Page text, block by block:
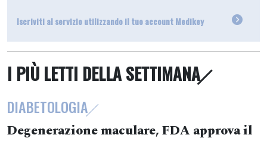
Iscriviti al servizio utilizzando il tuo account Medikey
I PIÙ LETTI DELLA SETTIMANA
DIABETOLOGIA
Degenerazione maculare, FDA approva il